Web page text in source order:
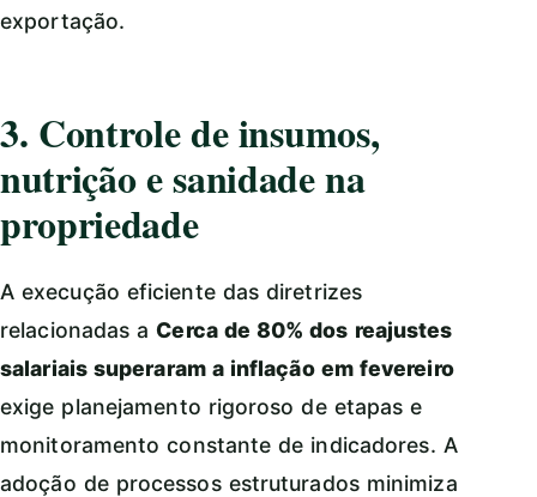
exportação.
3. Controle de insumos,
nutrição e sanidade na
propriedade
A execução eficiente das diretrizes
relacionadas aCerca de 80% dos reajustes
salariais superaram a inflação em fevereiro
exige planejamento rigoroso de etapas e
monitoramento constante de indicadores. A
adoção de processos estruturados minimiza